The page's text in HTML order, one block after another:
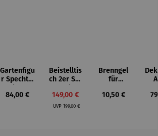
Gartenfigu
r Specht -
Bhire
Regulärer Preis:
84,00 €
Beistelltis
ch 2er Set
Verkaufspreis:
149,00 €
UVP Regulärer Preis:
199,00 €
Brenngel
für
elle -
Regulärer Preis:
10,50 €